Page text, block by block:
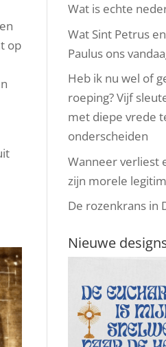
op
Wat is echte
Wat Sint Petrus
Paulus ons
Heb ik nu wel of
roeping? Vijf
met diepe vrede
onderscheiden
Wanneer verliest
zijn morele
De rozenkrans in
Nieuwe